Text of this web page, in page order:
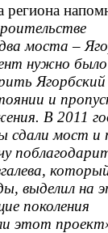
региона
моста –
нужно было
и
В 2011
сдали мост и
выделил на
поколения
этот